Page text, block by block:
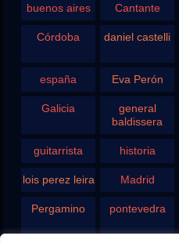
buenos aires Cantante
Córdoba daniel castelli
españa Eva Perón
Galicia
general
baldissera
guitarrista historia
lois perez leira Madrid
Pergamino pontevedra